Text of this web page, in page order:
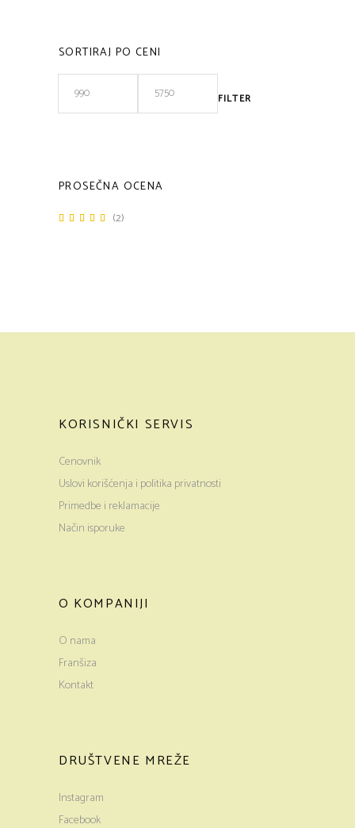
SORTIRAJ PO CENI
Minimalna
Maksimalna
FILTER
PROSEČNA OCENA
Ocenjeno
(2)
KORISNIČKI SERVIS
Cenovnik
Uslovi korišćenja i politika privatnosti
Primedbe i reklamacije
Način isporuke
O KOMPANIJI
O nama
Franšiza
Kontakt
DRUŠTVENE MREŽE
Instagram
Facebook